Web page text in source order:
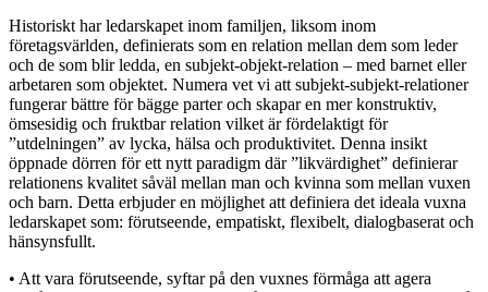
Historiskt har ledarskapet inom familjen, liksom inom
företagsvärlden, definierats som en relation mellan dem som leder
och de som blir ledda, en subjekt-objekt-relation – med barnet eller
arbetaren som objektet. Numera vet vi att subjekt-subjekt-relationer
fungerar bättre för bägge parter och skapar en mer konstruktiv,
ömsesidig och fruktbar relation vilket är fördelaktigt för
”utdelningen” av lycka, hälsa och produktivitet. Denna insikt
öppnade dörren för ett nytt paradigm där ”likvärdighet” definierar
relationens kvalitet såväl mellan man och kvinna som mellan vuxen
och barn. Detta erbjuder en möjlighet att definiera det ideala vuxna
ledarskapet som: förutseende, empatiskt, flexibelt, dialogbaserat och
hänsynsfullt.
• Att vara förutseende, syftar på den vuxnes förmåga att agera